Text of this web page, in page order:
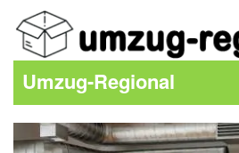
Umzug-Regional